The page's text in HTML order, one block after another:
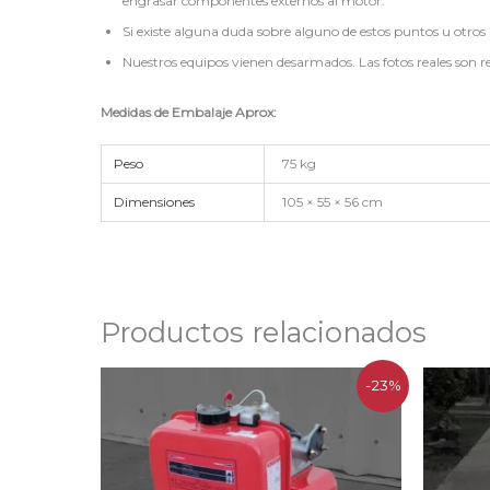
Si existe alguna duda sobre alguno de estos puntos u
Nuestros equipos vienen desarmados. Las fotos reales
Medidas de Embalaje Aprox:
Peso 75 kg
Dimensiones 105 × 55 × 56 cm
Productos relacionados
-23%
precio
original
era:
$999.990.
actual
es:
$769.990.